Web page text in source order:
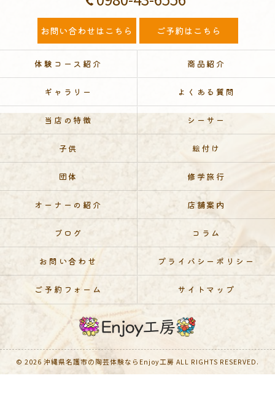
お問い合わせはこちら ご予約はこちら
体験コース紹介 商品紹介
ギャラリー よくある質問
当店の特徴 シーサー
子供 絵付け
団体 修学旅行
オーナーの紹介 店舗案内
ブログ コラム
お問い合わせ プライバシーポリシー
ご予約フォーム サイトマップ
© 2026 沖縄県名護市の陶芸体験ならEnjoy工房 ALL RIGHTS RESERVED.